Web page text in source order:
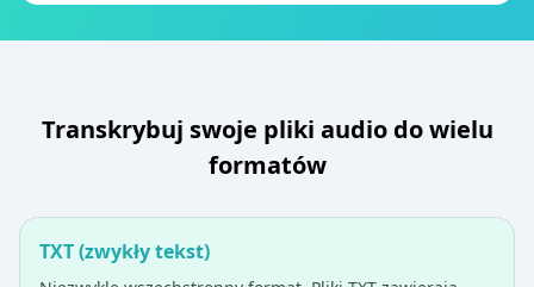
Transkrybuj swoje pliki audio do wielu
formatów
TXT (zwykły tekst)